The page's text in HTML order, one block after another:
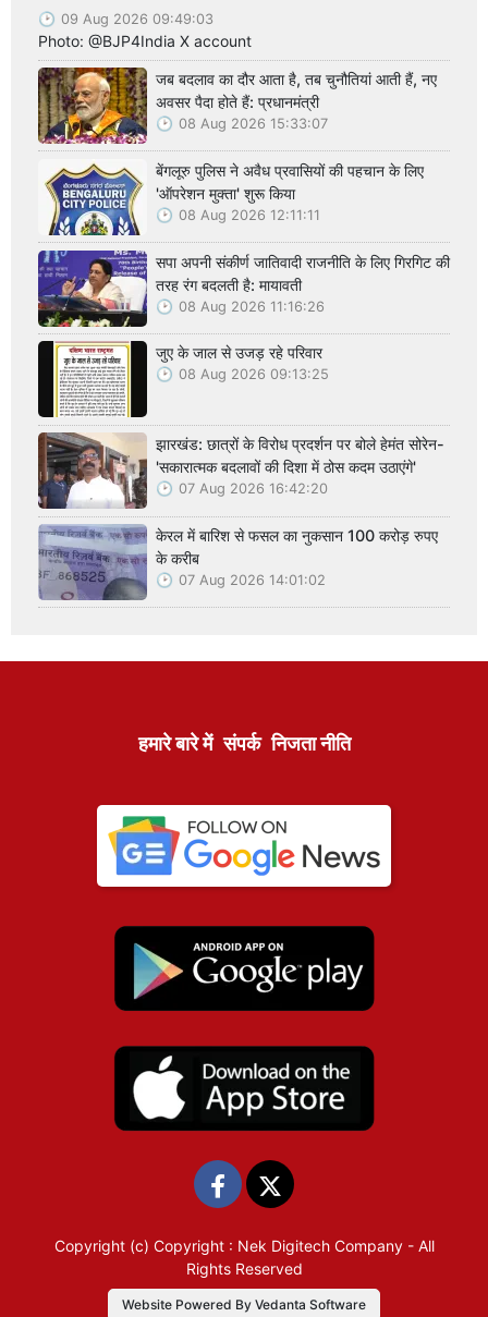
09 Aug 2026 09:49:03
Photo: @BJP4India X account
जब बदलाव का दौर आता है, तब चुनौतियां आती हैं, नए
अवसर पैदा होते हैं: प्रधानमंत्री
08 Aug 2026 15:33:07
बेंगलूरु पुलिस ने अवैध प्रवासियों की पहचान के लिए
'ऑपरेशन मुक्ता' शुरू किया
08 Aug 2026 12:11:11
सपा अपनी संकीर्ण जातिवादी राजनीति के लिए गिरगिट की
तरह रंग बदलती है: मायावती
08 Aug 2026 11:16:26
जुए के जाल से उजड़ रहे परिवार
08 Aug 2026 09:13:25
झारखंड: छात्रों के विरोध प्रदर्शन पर बोले हेमंत सोरेन-
'सकारात्मक बदलावों की दिशा में ठोस कदम उठाएंगे'
07 Aug 2026 16:42:20
केरल में बारिश से फसल का नुकसान 100 करोड़ रुपए
के करीब
07 Aug 2026 14:01:02
हमारे बारे में संपर्क निजता नीति
Copyright (c) Copyright : Nek Digitech Company- All
Rights Reserved
Website Powered By Vedanta Software